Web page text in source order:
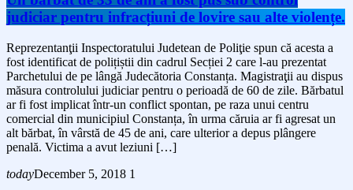
judiciar pentru infracțiuni de lovire sau alte violențe.
Reprezentanţii Inspectoratului Judetean de Poliţie spun că acesta a
fost identificat de polițiștii din cadrul Secției 2 care l-au prezentat
Parchetului de pe lângă Judecătoria Constanța. Magistraţii au dispus
măsura controlului judiciar pentru o perioadă de 60 de zile. Bărbatul
ar fi fost implicat într-un conflict spontan, pe raza unui centru
comercial din municipiul Constanța, în urma căruia ar fi agresat un
alt bărbat, în vârstă de 45 de ani, care ulterior a depus plângere
penală. Victima a avut leziuni […]
todayDecember 5, 2018 1